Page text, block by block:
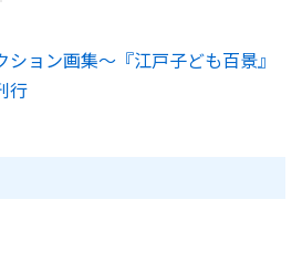
ョン画集～『江戸子ども百景』
行